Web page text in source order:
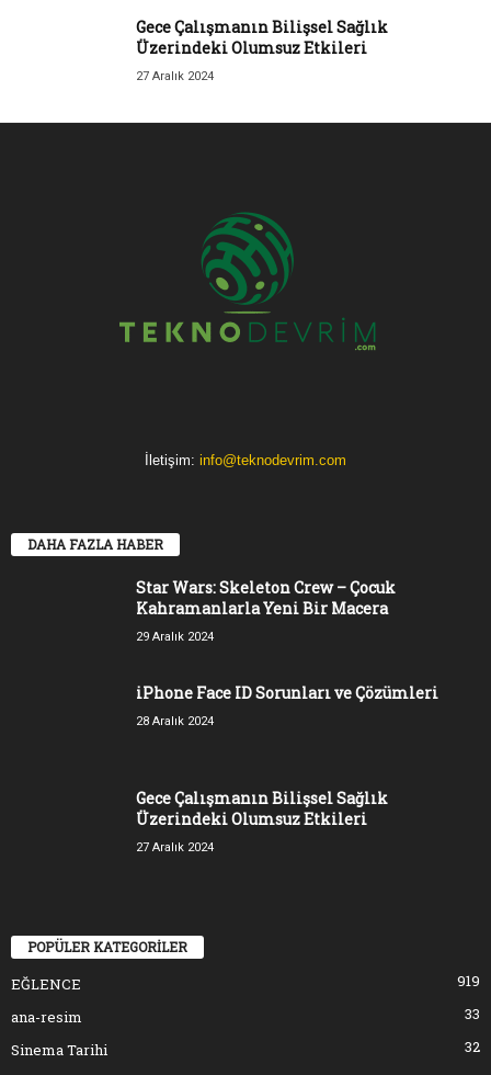
Gece Çalışmanın Bilişsel Sağlık
Üzerindeki Olumsuz Etkileri
27 Aralık 2024
İletişim: info@teknodevrim.com
DAHA FAZLA HABER
Star Wars: Skeleton Crew – Çocuk
Kahramanlarla Yeni Bir Macera
29 Aralık 2024
iPhone Face ID Sorunları ve Çözümleri
28 Aralık 2024
Gece Çalışmanın Bilişsel Sağlık
Üzerindeki Olumsuz Etkileri
27 Aralık 2024
POPÜLER KATEGORİLER
EĞLENCE
919
ana-resim
33
Sinema Tarihi
32